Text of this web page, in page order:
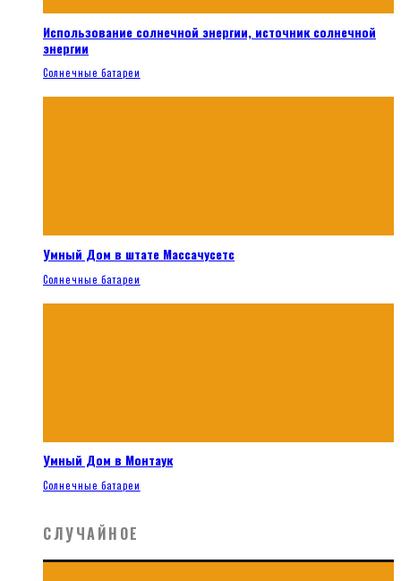
Использование солнечной энергии, источник солнечной
энергии
Солнечные батареи
Умный Дом в штате Массачусетс
Солнечные батареи
Умный Дом в Монтаук
Солнечные батареи
СЛУЧАЙНОЕ